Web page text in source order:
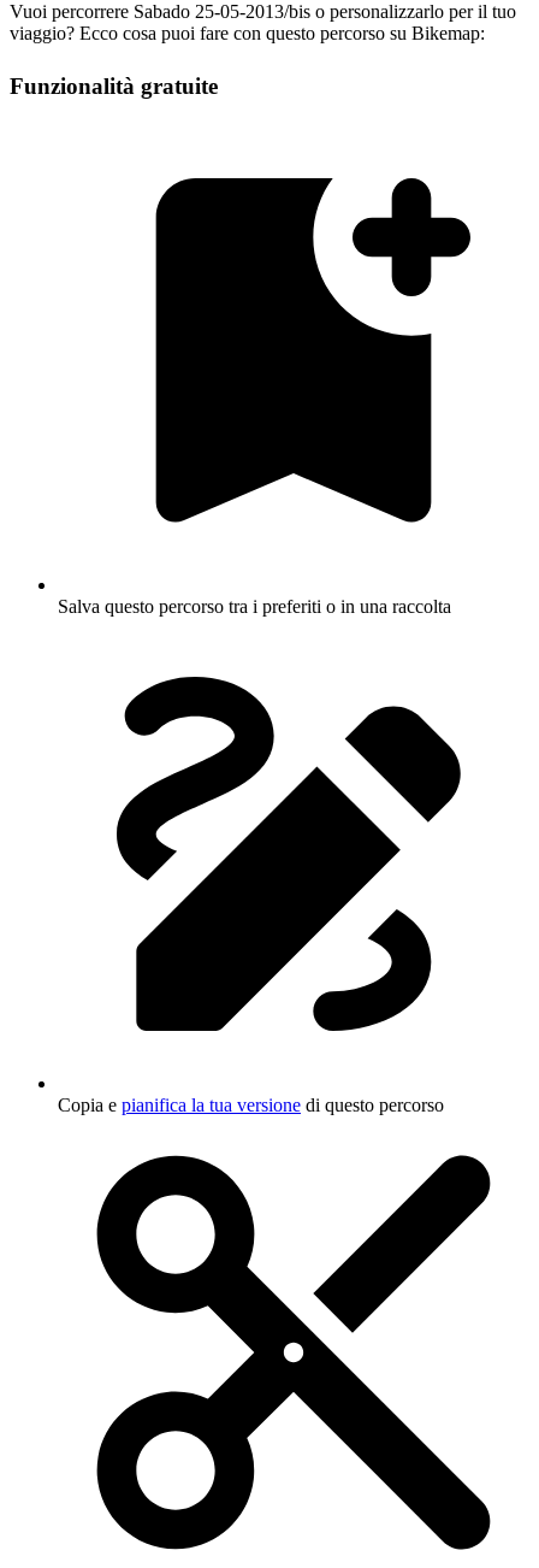
Vuoi percorrere Sabado 25-05-2013/bis o personalizzarlo per il tuo
viaggio? Ecco cosa puoi fare con questo percorso su Bikemap:
Funzionalità gratuite
Salva questo percorso tra i preferiti o in una raccolta
Copia e pianifica la tua versione di questo percorso